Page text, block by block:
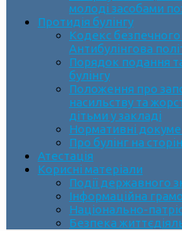
молоді засобами
Протидія булінгу
Кодекс
Антибулінгова
Порядок подання
булінгу
Положення про
насильству та
дітьми у закладі
Нормативні
Про булінг на
Атестація
Корисні матеріали
Події державного
Інформаційна
Національно-
Безпека